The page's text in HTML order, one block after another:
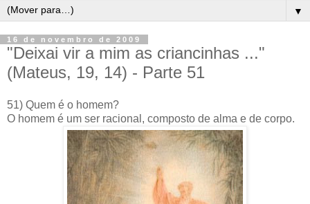
▼
16 de novembro de 2009
"Deixai vir a mim as criancinhas ..."
(Mateus, 19, 14) - Parte 51
51) Quem é o homem?
O homem é um ser racional, composto de alma e de corpo.